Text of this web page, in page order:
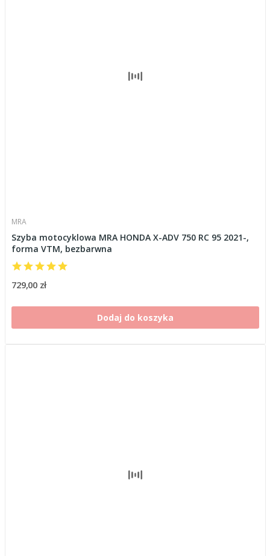
MRA
Szyba motocyklowa MRA HONDA X-ADV 750 RC 95 2021-,
forma VTM, bezbarwna
729,00 zł
Dodaj do koszyka